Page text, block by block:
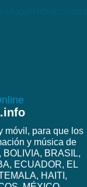
móvil, para que los
y música de
BRASIL,
ECUADOR, EL
HAITI,